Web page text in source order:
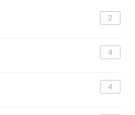
2
4
4